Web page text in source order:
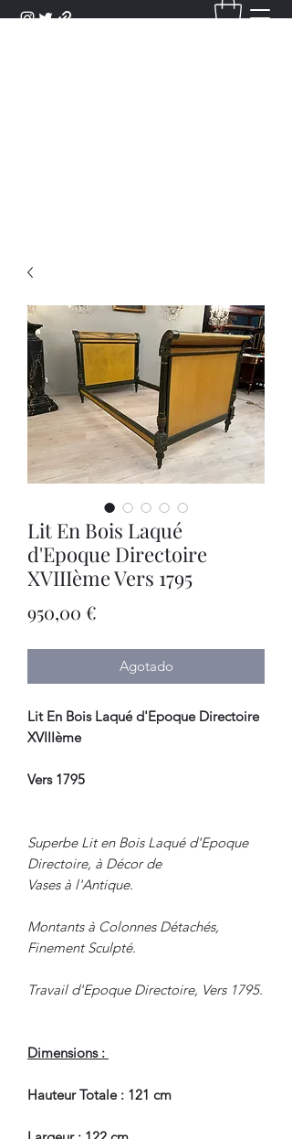
Lit En Bois Laqué
d'Epoque Directoire
XVIIIème Vers 1795
950,00 €
Agotado
Lit En Bois Laqué d'Epoque Directoire
XVIIIème
Vers 1795
Superbe Lit en Bois Laqué d'Epoque
Directoire, à Décor de
Vases à l'Antique.
Montants à Colonnes Détachés,
Finement Sculpté.
Travail d'Epoque Directoire, Vers 1795.
Dimensions :
Hauteur Totale : 121 cm